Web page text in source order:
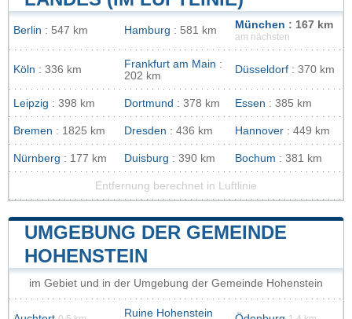
Berlin : 547 km Hamburg : 581 km München : 167 km
am nächsten
Köln : 336 km Frankfurt am Main :
202 km
Düsseldorf : 370 km
Leipzig : 398 km Dortmund : 378 km Essen : 385 km
Bremen : 1825 km Dresden : 436 km Hannover : 449 km
Nürnberg : 177 km Duisburg : 390 km Bochum : 381 km
Entfernung berechnet in Luftlinie
UMGEBUNG DER GEMEINDE
HOHENSTEIN
im Gebiet und in der Umgebung der Gemeinde Hohenstein
Ruine Hohenstein